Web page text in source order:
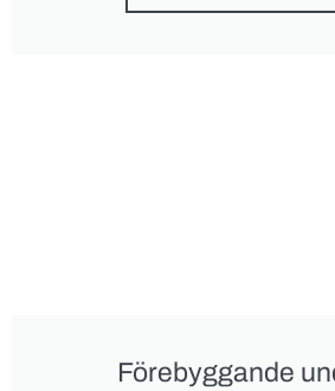
Förebyggande